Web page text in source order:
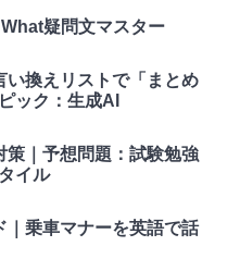
疑問文マスター
い換えリストで「まとめ
ック：生成AI
策｜予想問題：試験勉強
イル
｜乗車マナーを英語で話